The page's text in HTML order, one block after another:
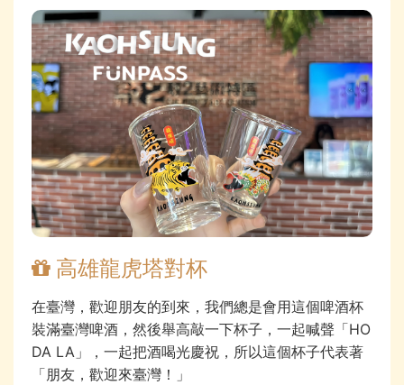
高雄龍虎塔對杯
在臺灣，歡迎朋友的到來，我們總是會用這個啤酒杯
裝滿臺灣啤酒，然後舉高敲一下杯子，一起喊聲「HO
DA LA」，一起把酒喝光慶祝，所以這個杯子代表著
「朋友，歡迎來臺灣！」